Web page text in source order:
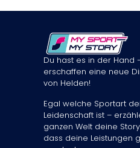
Du hast es in der Hand
erschaffen eine neue
von Helden!
Egal welche Sportart
Leidenschaft ist –
ganzen Welt deine
dass deine Leistungen